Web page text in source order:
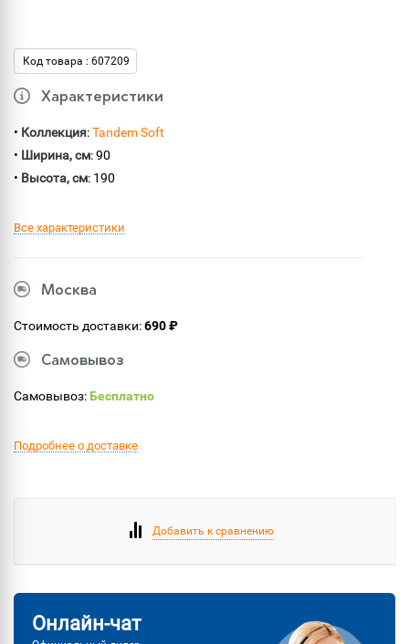
Код товара : 607209
Характеристики
• Коллекция:Tandem Soft
• Ширина, см: 90
• Высота, см: 190
Все характеристики
Москва
Стоимость доставки:690 ₽
Самовывоз
Самовывоз:Бесплатно
Подробнее о доставке
Добавить к сравнению
Онлайн-чат